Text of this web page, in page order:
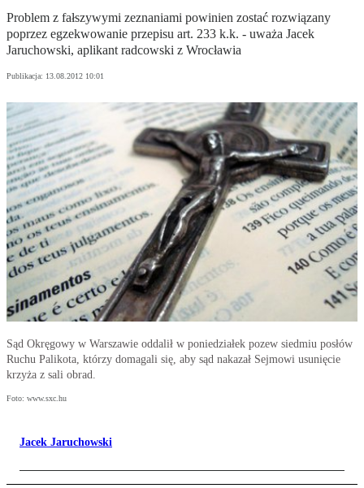
Problem z fałszywymi zeznaniami powinien zostać rozwiązany
poprzez egzekwowanie przepisu art. 233 k.k. - uważa Jacek
Jaruchowski, aplikant radcowski z Wrocławia
Publikacja: 13.08.2012 10:01
Sąd Okręgowy w Warszawie oddalił w poniedziałek pozew siedmiu posłów
Ruchu Palikota, którzy domagali się, aby sąd nakazał Sejmowi usunięcie
krzyża z sali obrad.
Foto: www.sxc.hu
Jacek Jaruchowski